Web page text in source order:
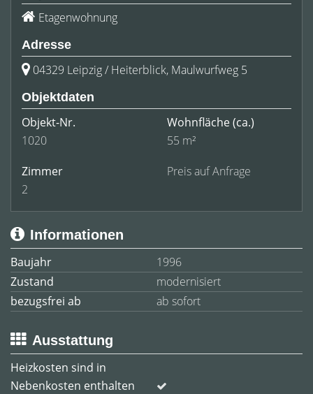
Etagenwohnung
Adresse
04329 Leipzig / Heiterblick, Maulwurfweg 5
Objektdaten
Objekt-Nr.
1020
Wohnfläche(ca.)
55 m²
Zimmer
2
Preis auf Anfrage
Informationen
Baujahr
1996
Zustand
modernisiert
bezugsfrei ab
ab sofort
Ausstattung
Heizkosten sind in
Nebenkosten enthalten